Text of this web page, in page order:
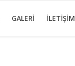
GALERI İLETIŞIM